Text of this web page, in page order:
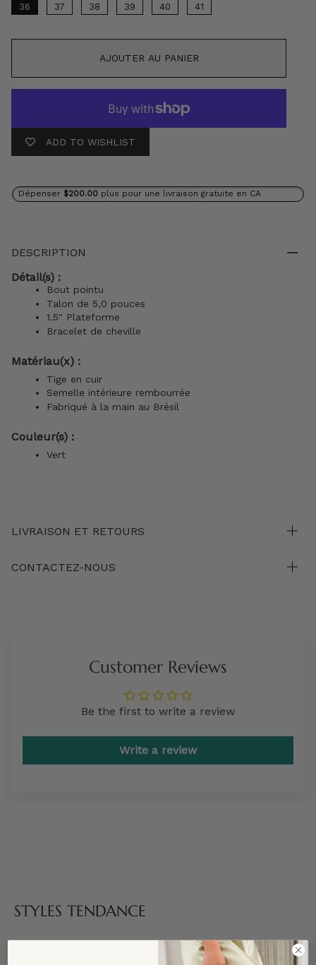
36 37 38 39 40 41
AJOUTER AU PANIER
ADD TO WISHLIST
Dépenser $200.00 plus pour une livraison gratuite en CA
DESCRIPTION
Détail(s) :
Bout pointu
Talon de 5,0 pouces
1.5" Plateforme
Bracelet de cheville
Matériau(x) :
Tige en cuir
Semelle intérieure rembourrée
Fabriqué à la main au Brésil
Couleur(s) :
Vert
LIVRAISON ET RETOURS
CONTACTEZ-NOUS
Customer Reviews
Be the first to write a review
Write a review
STYLES TENDANCE